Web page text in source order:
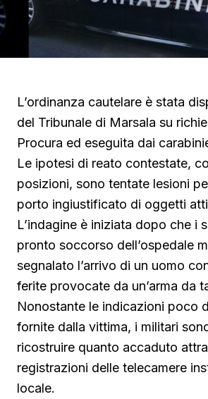
L’ordinanza cautelare è stata
del Tribunale di Marsala su
Procura ed eseguita dai
Le ipotesi di reato contestate,
posizioni, sono tentate lesioni
porto ingiustificato di oggetti
L’indagine è iniziata dopo che i
pronto soccorso dell’ospedale
segnalato l’arrivo di un uomo
ferite provocate da un’arma da
Nonostante le indicazioni poco
fornite dalla vittima, i militari
ricostruire quanto accaduto
registrazioni delle telecamere
locale.